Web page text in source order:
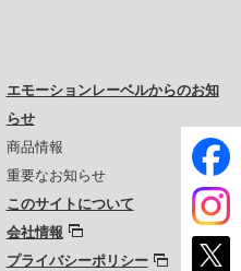
エモーションレーベルからのお知
らせ
商品情報
重要なお知らせ
このサイトについて
会社情報
プライバシーポリシー